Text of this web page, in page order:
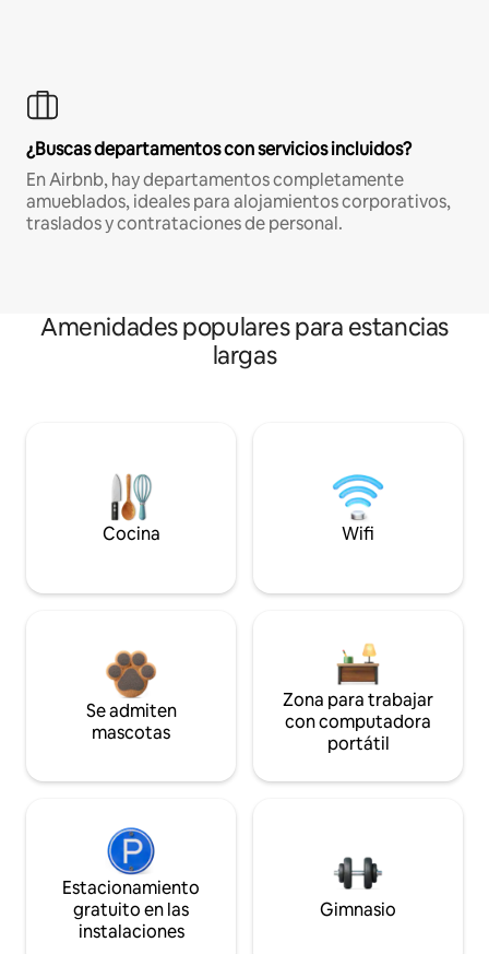
¿Buscas departamentos con servicios incluidos?
En Airbnb, hay departamentos completamente
amueblados, ideales para alojamientos corporativos,
traslados y contrataciones de personal.
Amenidades populares para estancias
largas
Cocina Wifi
Se admiten
mascotas
Zona para trabajar
con computadora
portátil
Estacionamiento
gratuito en las
instalaciones
Gimnasio